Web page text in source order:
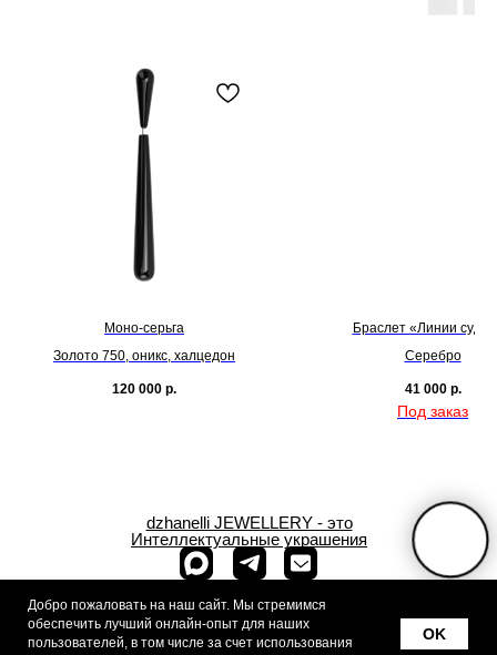
Моно-серьга
Золото 750, оникс, халцедон
120 000 р.
Браслет «Линии
Серебро
41 000 р.
+7 (909) 933-
88-07
г.Москва,
dzhanelli JEWELLERY - это
Интеллектуальные украшения
Добро пожаловать на наш сайт. Мы стремимся
обеспечить лучший онлайн-опыт для наших
пользователей, в том числе за счет использования
OK